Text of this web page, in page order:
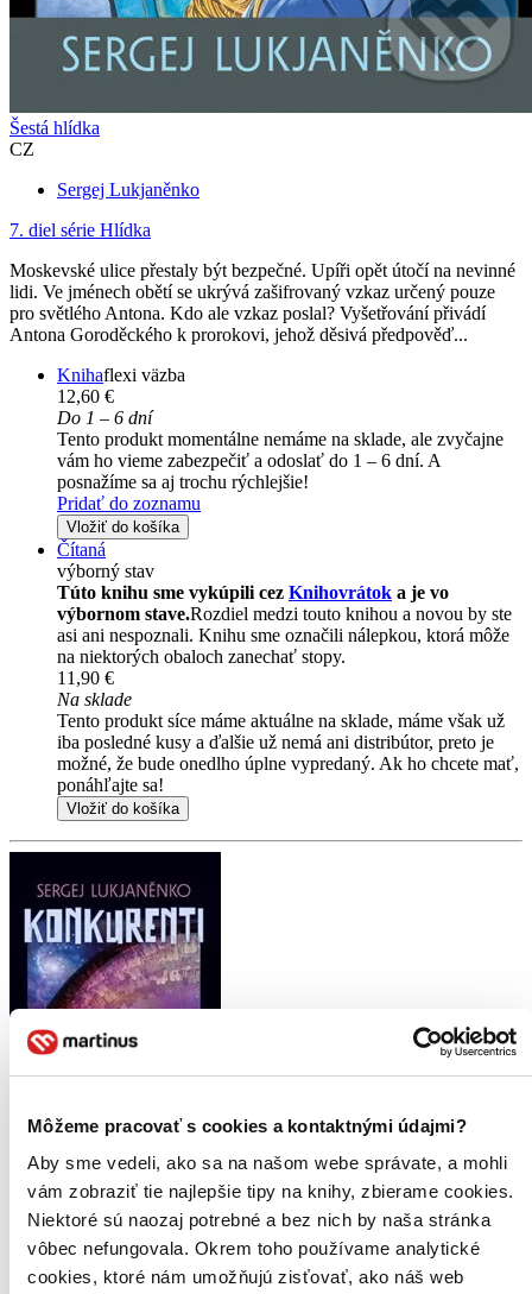
Môžeme pracovať s cookies a kontaktnými údajmi?
Aby sme vedeli, ako sa na našom webe správate, a mohli
vám zobraziť tie najlepšie tipy na knihy, zbierame cookies.
Niektoré sú naozaj potrebné a bez nich by naša stránka
vôbec nefungovala. Okrem toho používame analytické
cookies, ktoré nám umožňujú zisťovať, ako náš web
Šestá hlídka
CZ
Sergej Lukjaněnko
7. diel série Hlídka
Moskevské ulice přestaly být bezpečné. Upíři opět útočí na nevinné
lidi. Ve jménech obětí se ukrývá zašifrovaný vzkaz určený pouze
pro světlého Antona. Kdo ale vzkaz poslal? Vyšetřování přivádí
Antona Goroděckého k prorokovi, jehož děsivá předpověď...
Knihaflexi väzba
12,60 €
Do 1 – 6 dní
Tento produkt momentálne nemáme na sklade, ale zvyčajne
vám ho vieme zabezpečiť a odoslať do 1 – 6 dní. A
posnažíme sa aj trochu rýchlejšie!
Pridať do zoznamu
Vložiť do košíka
Čítaná
výborný stav
Túto knihu sme vykúpili cez Knihovrátok a je vo
výbornom stave.Rozdiel medzi touto knihou a novou by ste
asi ani nespoznali. Knihu sme označili nálepkou, ktorá môže
na niektorých obaloch zanechať stopy.
11,90 €
Na sklade
Tento produkt síce máme aktuálne na sklade, máme však už
iba posledné kusy a ďalšie už nemá ani distribútor, preto je
možné, že bude onedlho úplne vypredaný. Ak ho chcete mať,
ponáhľajte sa!
Vložiť do košíka
Konkurenti
CZ
Sergej Lukjaněnko